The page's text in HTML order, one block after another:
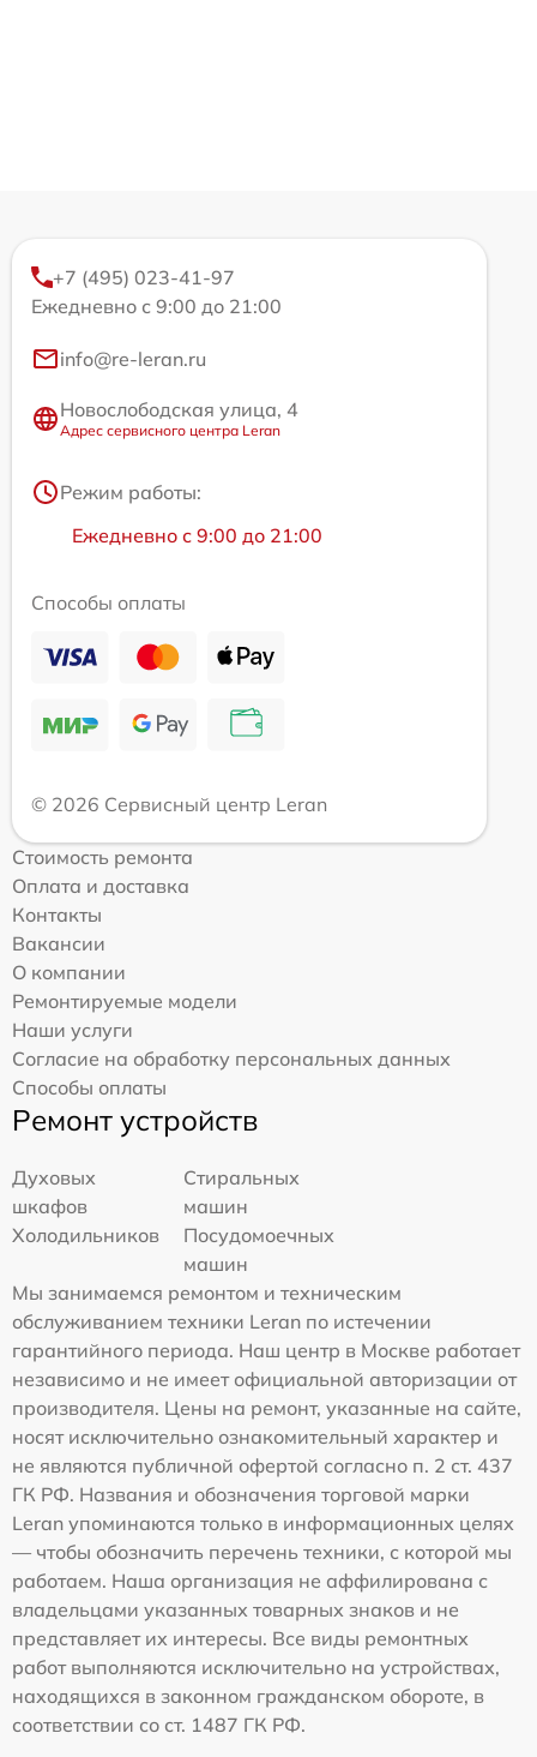
+7 (495) 023-41-97
Ежедневно с 9:00 до 21:00
info@re-leran.ru
Новослободская улица, 4
Адрес сервисного центра Leran
Режим работы:
Ежедневно с 9:00 до 21:00
Способы оплаты
© 2026 Сервисный центр Leran
Стоимость ремонта
Оплата и доставка
Контакты
Вакансии
О компании
Ремонтируемые модели
Наши услуги
Согласие на обработку персональных данных
Способы оплаты
Ремонт устройств
Духовых
шкафов
Стиральных
машин
Холодильников
Посудомоечных
машин
Мы занимаемся ремонтом и техническим
обслуживанием техники Leran по истечении
гарантийного периода. Наш центр в Москве работает
независимо и не имеет официальной авторизации от
производителя. Цены на ремонт, указанные на сайте,
носят исключительно ознакомительный характер и
не являются публичной офертой согласно п. 2 ст. 437
ГК РФ. Названия и обозначения торговой марки
Leran упоминаются только в информационных целях
— чтобы обозначить перечень техники, с которой мы
работаем. Наша организация не аффилирована с
владельцами указанных товарных знаков и не
представляет их интересы. Все виды ремонтных
работ выполняются исключительно на устройствах,
находящихся в законном гражданском обороте, в
соответствии со ст. 1487 ГК РФ.